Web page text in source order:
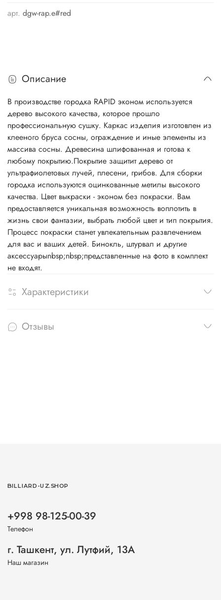
арт. dgw-rap.e#red
Описание
В производстве городка RAPID эконом используется
дерево высокого качества, которое прошло
профессиональную сушку. Каркас изделия изготовлен из
клееного бруса сосны, ограждение и иные элементы из
массива сосны. Древесина шлифованная и готова к
любому покрытию.Покрытие защитит дерево от
ультрафиолетовых лучей, плесени, грибов. Для сборки
городка используются оцинкованные метилы высокого
качества. Цвет выкраски - эконом без покраски. Вам
предоставляется уникальная возможность воплотить в
жизнь свои фантазии, выбрать любой цвет и тип покрытия.
Процесс покраски станет увлекательным развлечением
для вас и ваших детей. Бинокль, штурвал и другие
аксессуарыnbsp;nbsp;представленные на фото в комплект
не входят.
Характеристики
Отзывы
BILLIARD-UZ.SHOP
+998 98-125-00-39
Телефон
г. Ташкент, ул. Лутфий, 13А
Наш магазин